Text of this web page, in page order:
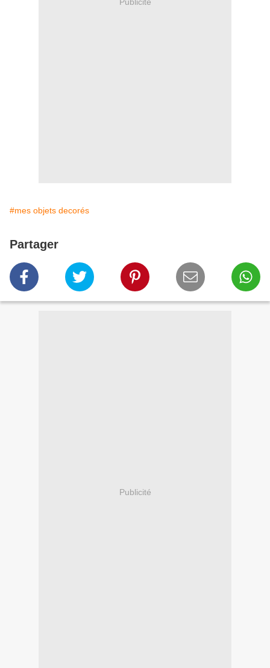
#mes objets decorés
Partager
Publicité